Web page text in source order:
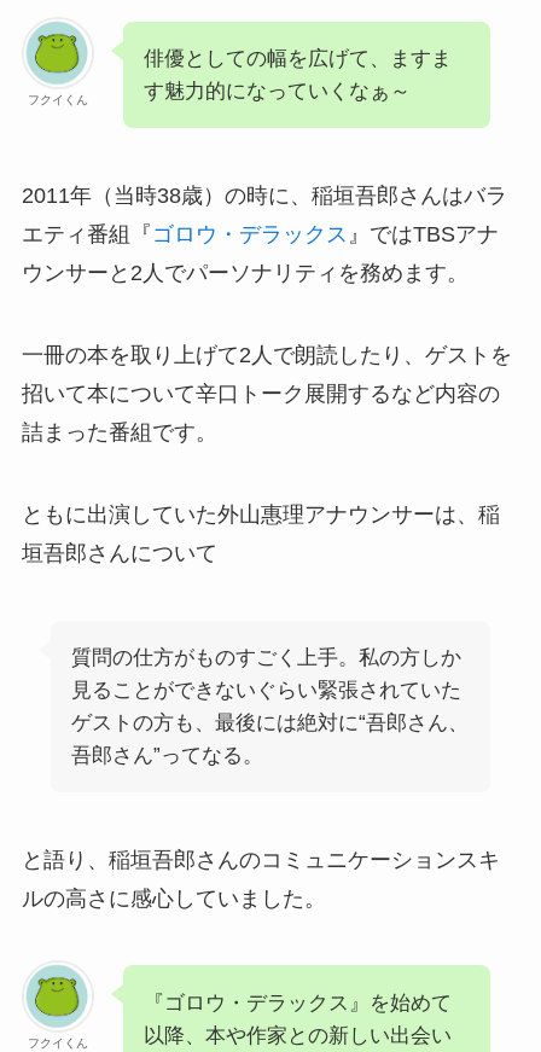
フクイくん
俳優としての幅を広げて、ますま
す魅力的になっていくなぁ～
2011年（当時38歳）の時に、稲垣吾郎さんはバラ
エティ番組『 ゴロウ・デラックス 』ではTBSアナ
ウンサーと2人でパーソナリティを務めます。
一冊の本を取り上げて2人で朗読したり、ゲストを
招いて本について辛口トーク展開するなど内容の
詰まった番組です。
ともに出演していた外山惠理アナウンサーは、稲
垣吾郎さんについて
質問の仕方がものすごく上手。私の方しか
見ることができないぐらい緊張されていた
ゲストの方も、最後には絶対に“吾郎さん、
吾郎さん”ってなる。
と語り、稲垣吾郎さんのコミュニケーションスキ
ルの高さに感心していました。
フクイくん
『ゴロウ・デラックス』を始めて
以降、本や作家との新しい出会い